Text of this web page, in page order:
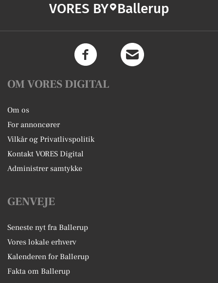
VORES BY Ballerup
OM VORES DIGITAL
Om os
For annoncører
Vilkår og Privatlivspolitik
Kontakt VORES Digital
Administrer samtykke
GENVEJE
Seneste nyt fra Ballerup
Vores lokale erhverv
Kalenderen for Ballerup
Fakta om Ballerup